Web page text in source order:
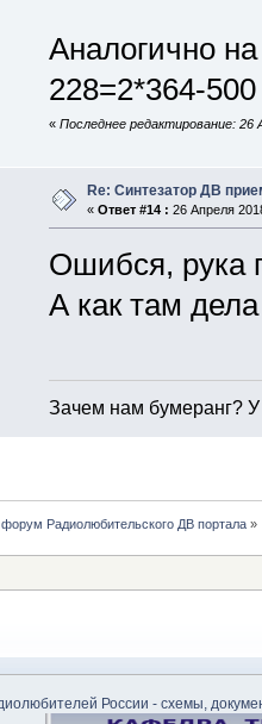
Аналогично
228=2*364-500
« Последнее редактирование: 26
Re: Синтезатор ДВ
« Ответ #14 : 26 Апреля
Ошибся, рука
А как там
Зачем нам бумеранг? У
форум Радиолюбительского ДВ портала»